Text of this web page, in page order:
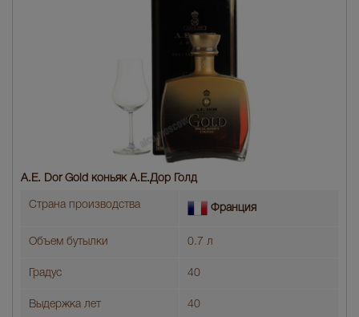
A.E. Dor Gold коньяк A.E.Дор Голд
Страна производства Франция
Объем бутылки 0.7 л
Градус 40
Выдержка лет 40